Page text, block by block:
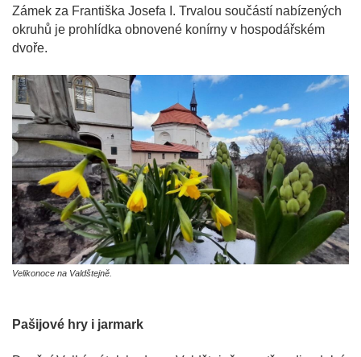
Zámek za Františka Josefa I. Trvalou součástí nabízených
okruhů je prohlídka obnovené konírny v hospodářském
dvoře.
Velikonoce na Valdštejně.
Pašijové hry i jarmark